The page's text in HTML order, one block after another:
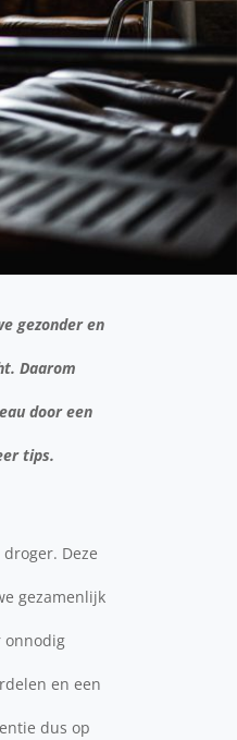
gezonder en
Daarom
door een
tips.
Deze
gezamenlijk
onnodig
en een
dus op